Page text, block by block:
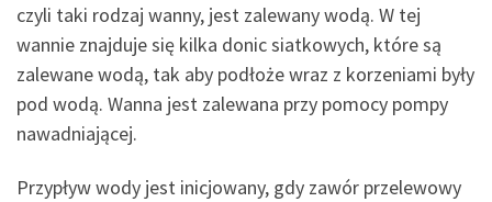
czyli taki rodzaj wanny, jest zalewany wodą. W tej
wannie znajduje się kilka donic siatkowych, które są
zalewane wodą, tak aby podłoże wraz z korzeniami były
pod wodą. Wanna jest zalewana przy pomocy pompy
nawadniającej.
Przypływ wody jest inicjowany, gdy zawór przelewowy